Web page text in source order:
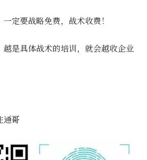
定要战略免费，战术收费！
越是具体战术的培训，就会越收企业
通哥